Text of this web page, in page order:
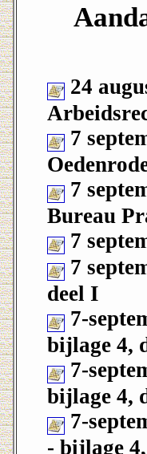
24
7
7
Bureau
7
7
deel I
7-
bijlage 4,
7-
bijlage 4,
7-
- bijlage